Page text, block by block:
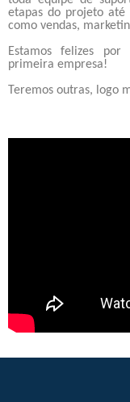
etapas do projeto até
como vendas,
Estamos felizes
primeira empresa!
Teremos outras, logo